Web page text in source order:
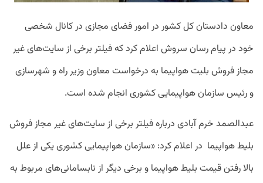
معاون دادستانکلکشور در امورفضای مجازی درکانال شخصی
خود در پیامرسان سروش اعلامکردکهفیلتر برخی از سایتهایغیر
مجازفروش بلیتهواپیما به درخواست معاونوزیرراهو شهرسازی
ورئیس سازمانهواپیماییکشوری انجام شده است.
عبدالصمد خرمآبادی دربارهفیلتر برخی از سایتهایغیر مجازفروش
بلیطهواپیما در اعلامکرد: «سازمانهواپیماییکشورییکی ازعلل
بالارفتنقیمت بلیطهواپیما و برخی دیگر از نابسامانیهای مربوط به